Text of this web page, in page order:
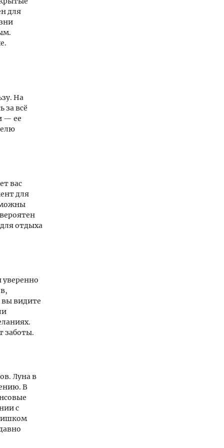
для
На
за всё
— ее
вас
для
отдыха
уверенно
видите
заботы.
Луна в
В
с